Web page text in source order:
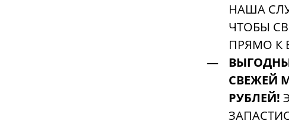
НАША
ЧТОБЫ
ПРЯМО К
СВЕЖЕЙ
РУБЛЕЙ!